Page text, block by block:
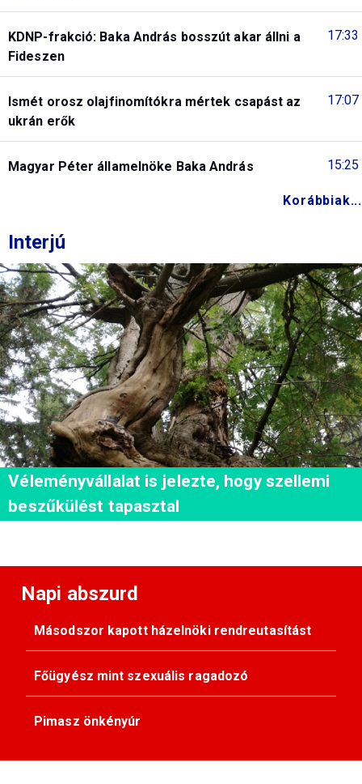
17:33
KDNP-frakció: Baka András bosszút akar állni a
Fideszen
17:07
Ismét orosz olajfinomítókra mértek csapást az
ukrán erők
15:25
Magyar Péter államelnöke Baka András
Korábbiak...
Interjú
Véleményvállalat is jelezte, hogy szellemi
beszűkülést tapasztal
Napi abszurd
Másodszor kapott házelnöki rendreutasítást
Főügyész mint szexuális ragadozó
Pimasz önkényúr